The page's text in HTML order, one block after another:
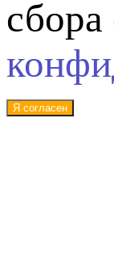
сбора
Я согласен